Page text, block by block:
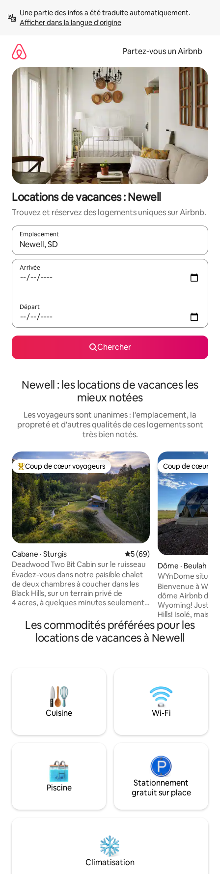
directement
Afficher dans la langue d'origine
Partez-vous un Airbnb
Locations de vacances : Newell
Trouvez et réservez des logements uniques sur Airbnb.
Emplacement
Quand les résultats sont affichés, parcourez-les en utilisant
Arrivée
Départ
Chercher
Newell : les locations de vacances les
mieux notées
Les voyageurs sont unanimes : l'emplacement, la
propreté et d'autres qualités de ces logements sont
très bien notés.
Coup de cœur voyageurs parmi les plus aimés
Coup de cœur voyageurs
Cabane · Sturgis Note moyenne de 5 sur 5,
5 (69)
Deadwood Two Bit Cabin sur le ruisseau
Évadez-vous dans notre paisible chalet
de deux chambres à coucher dans les
Black Hills, sur un terrain privé de
4 acres, à quelques minutes seulement
petit ruisseau traverse la propriété, où
les voyageurs aperçoivent souvent des
chevreuils, des dindons sauvages et
Sturgis et à 21 km (13 milles) de Terry
Peak. Parfait pour les couples, les
familles et toute personne à la
recherche d’une escapade relaxante
sentiers de randonnée, de pistes de ski
Coup de cœur
Coup de cœur
Dôme · Beulah
WYnDome situé à
Bienvenue à
dôme Airbnb
Wyoming! Juste
Hills! Isolé, mais à 15 minutes de la ville la
plus proche de
logement entier
chauffage et de
d'équipements
où le Buffalo
recevez aussi un
Il y a aussi des
promènent sur la
Les commodités préférées pour les
locations de vacances à Newell
Cuisine Wi-Fi
Piscine
Stationnement
gratuit sur place
Climatisation